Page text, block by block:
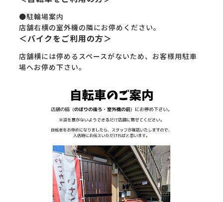
●駐輪場案内
店舗右横の室外機の隣にお停めください。
＜バイクをご利用の方＞
店舗横には停めるスペースがないため、お客様用駐車
場へお停め下さい。